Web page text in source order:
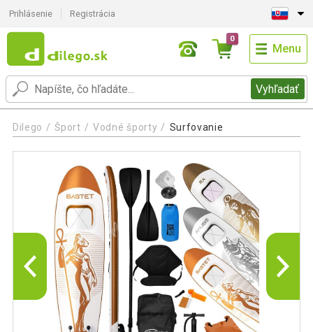
Prihlásenie Registrácia
Vyhľadať
0
Menu
Dilego Šport Vodné športy Surfovanie